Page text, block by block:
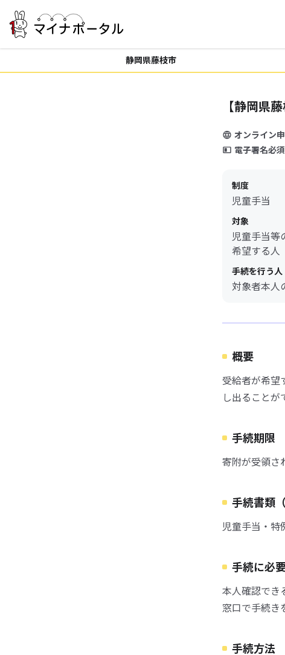
静岡県藤枝市
【静岡県
オンライン
電子署名必須
制度
児童手当
対象
児童手当等
希望する人
手続を行う人
対象者本人
概要
受給者が希望
し出ることが
手続期限
寄附が受領さ
手続書類（
児童手当・
手続に必
本人確認でき
窓口で手続き
手続方法